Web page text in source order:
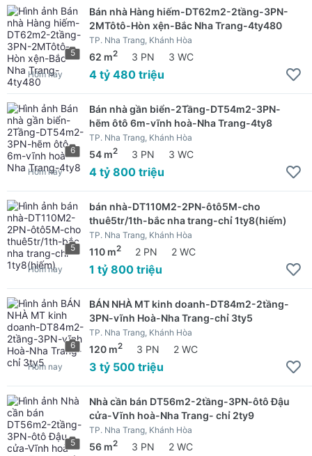
5
Bán nhà Hàng hiếm-DT62m2-2tầng-3PN-
2MTôtô-Hòn xện-Bắc Nha Trang-4ty480
TP. Nha Trang, Khánh Hòa
62 m2 3 PN 3 WC
4 tỷ 480 triệu
Hôm nay
6
Bán nhà gần biển-2Tầng-DT54m2-3PN-
hẽm ôtô 6m-vĩnh hoà-Nha Trang-4ty8
TP. Nha Trang, Khánh Hòa
54 m2 3 PN 3 WC
4 tỷ 800 triệu
Hôm nay
5
bán nhà-DT110M2-2PN-ôtô5M-cho
thuê5tr/1th-bắc nha trang-chỉ 1ty8(hiếm)
TP. Nha Trang, Khánh Hòa
110 m2 2 PN 2 WC
1 tỷ 800 triệu
Hôm nay
6
BÁN NHÀ MT kinh doanh-DT84m2-2tầng-
3PN-vĩnh Hoà-Nha Trang-chỉ 3ty5
TP. Nha Trang, Khánh Hòa
120 m2 3 PN 2 WC
3 tỷ 500 triệu
Hôm nay
5
Nhà cần bán DT56m2-2tầng-3PN-ôtô Đậu
cửa-Vĩnh hoà-Nha Trang- chỉ 2ty9
TP. Nha Trang, Khánh Hòa
56 m2 3 PN 2 WC